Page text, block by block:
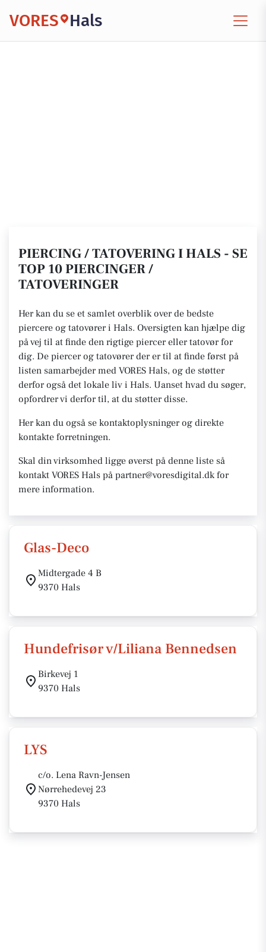
VORES Hals
PIERCING / TATOVERING I HALS - SE
TOP 10 PIERCINGER /
TATOVERINGER
Her kan du se et samlet overblik over de bedste
piercere og tatovører i Hals. Oversigten kan hjælpe dig
på vej til at finde den rigtige piercer eller tatovør for
dig. De piercer og tatovører der er til at finde først på
listen samarbejder med VORES Hals, og de støtter
derfor også det lokale liv i Hals. Uanset hvad du søger,
opfordrer vi derfor til, at du støtter disse.
Her kan du også se kontaktoplysninger og direkte
kontakte forretningen.
Skal din virksomhed ligge øverst på denne liste så
kontakt VORES Hals på partner@voresdigital.dk for
mere information.
Glas-Deco
Midtergade 4 B
9370 Hals
Hundefrisør v/Liliana Bennedsen
Birkevej 1
9370 Hals
LYS
c/o. Lena Ravn-Jensen
Nørrehedevej 23
9370 Hals